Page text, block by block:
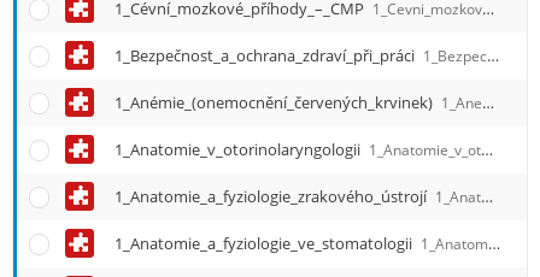
1_Cévní_mozkové_příhody_–_CMP 1_Cevni_mozkove_prihody_O_CMP.qref
1_Bezpečnost_a_ochrana_zdraví_při_práci 1_Bezpecnost_a_ochrana_zdravi_pri_praci.qref
1_Anémie_(onemocnění_červených_krvinek) 1_Anemie__onemocneni_cervenych_krvinek_.qref
1_Anatomie_v_otorinolaryngologii 1_Anatomie_v_otorinolaryngologii.qref
1_Anatomie_a_fyziologie_zrakového_ústrojí 1_Anatomie_a_fyziologie_zrakoveho_ustroji.qref
1_Anatomie_a_fyziologie_ve_stomatologii 1_Anatomie_a_fyziologie_ve_stomatologii.qref